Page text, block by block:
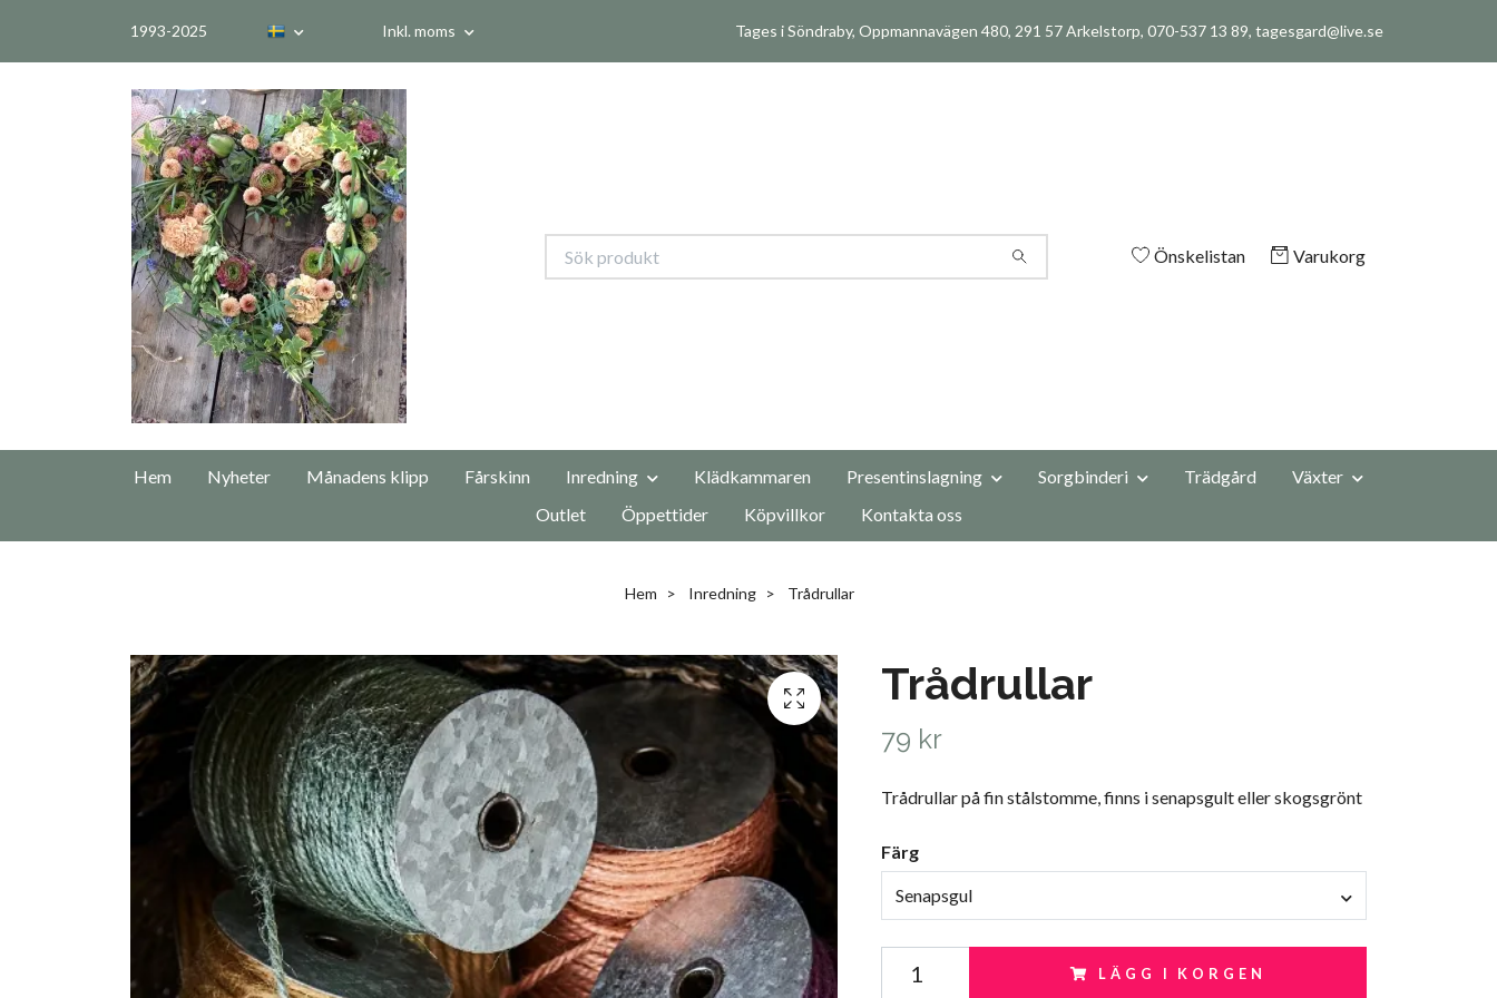
1993-2025 Inkl. moms Tages i Söndraby, Oppmannavägen 480, 291 57 Arkelstorp, 070-537 13 89, tagesgard@live.se
Önskelistan Varukorg
Hem Nyheter Månadens klipp Fårskinn Inredning Klädkammaren Presentinslagning Sorgbinderi Trädgård
Växter
Outlet
Öppettider Köpvillkor Kontakta oss
Hem Inredning Trådrullar
Trådrullar
79 kr
Trådrullar på fin stålstomme, finns i senapsgult eller skogsgrönt
Färg
Senapsgul
LÄGG I KORGEN